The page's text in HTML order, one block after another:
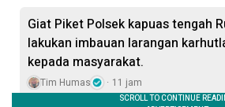
Giat Piket Polsek kapuas tengah
lakukan imbauan larangan
kepada masyarakat.
Tim Humas 11 jam